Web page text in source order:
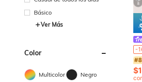
Básico
Ver Más
Color
Multicolor Negro
8
-